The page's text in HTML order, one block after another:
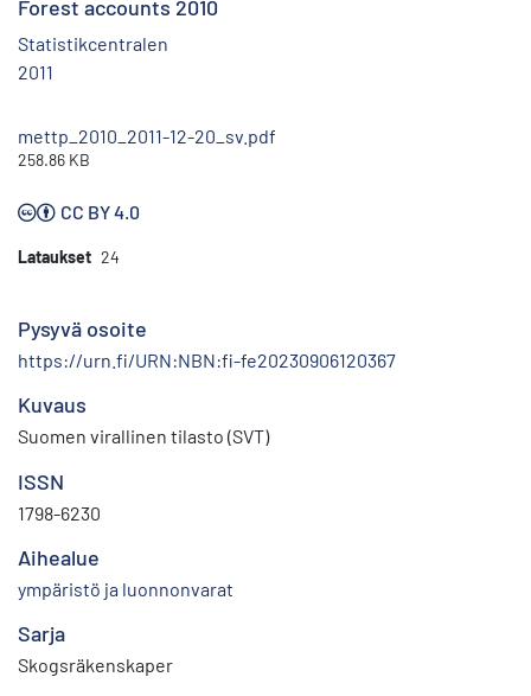
Forest accounts 2010
Statistikcentralen
2011
mettp_2010_2011-12-20_sv.pdf
258.86 KB
CC BY 4.0
Lataukset 24
Pysyvä osoite
https://urn.fi/URN:NBN:fi-fe20230906120367
Kuvaus
Suomen virallinen tilasto (SVT)
ISSN
1798-6230
Aihealue
ympäristö ja luonnonvarat
Sarja
Skogsräkenskaper